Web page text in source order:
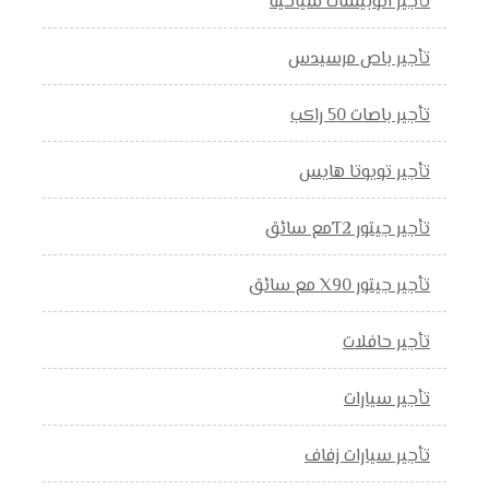
تأجير باص مرسيدس
تأجير باصات 50 راكب
تأجير تويوتا هايس
تأجير جيتور T2مع سائق
تأجير جيتور X90 مع سائق
تأجير حافلات
تأجير سيارات
تأجير سيارات زفاف